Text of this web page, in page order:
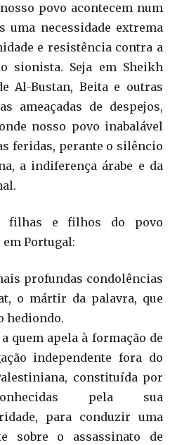
povo acontecem num
uma necessidade extrema
e resistência contra a
sionista. Seja em Sheikh
Al-Bustan, Beita e outras
ameaçadas de despejos,
nosso povo inabalável
feridas, perante o silêncio
a indiferença árabe e da
filhas e filhos do povo
Portugal:
profundas condolências
o mártir da palavra, que
hediondo.
quem apela à formação de
independente fora do
constituída por
pela sua
para conduzir uma
sobre o assassinato de